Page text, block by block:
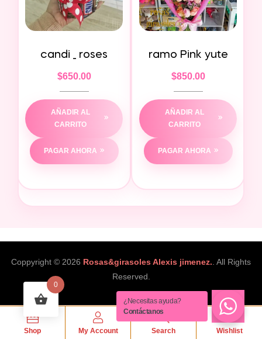
candi _ roses
$650.00
AÑADIR AL
CARRITO
PAGAR AHORA
ramo Pink yute
$850.00
AÑADIR AL
CARRITO
PAGAR AHORA
Coppyright © 2026 Rosas&girasoles Alexis jimenez. . All Rights
Reserved.
Shop My Account Search Wishlist
¿Necesitas ayuda?
Contáctanos
0